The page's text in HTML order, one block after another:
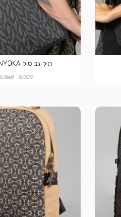
תיק גב סול S.O.L NYOKA
₪329
₪369